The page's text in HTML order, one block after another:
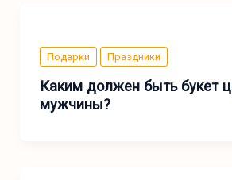
Подарки Праздники
Каким должен быть букет
мужчины?